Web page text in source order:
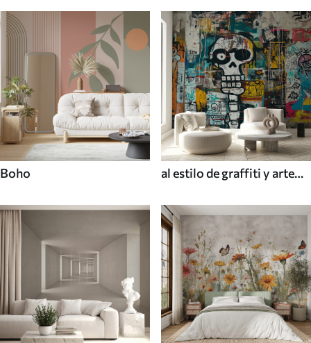
Boho
al estilo de graffiti y arte